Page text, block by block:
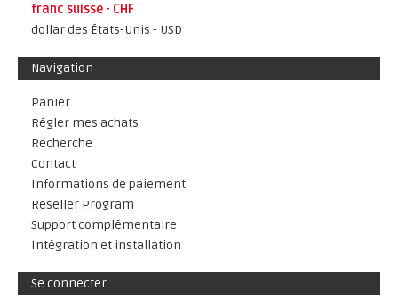
franc suisse - CHF
dollar des États-Unis - USD
Navigation
Panier
Régler mes achats
Recherche
Contact
Informations de paiement
Reseller Program
Support complémentaire
Intégration et installation
Se connecter